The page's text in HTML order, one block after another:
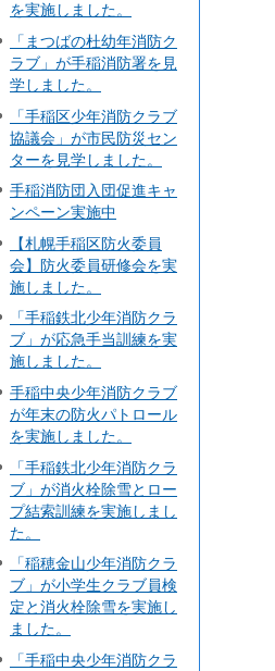
を実施しました。
「まつばの杜幼年消防ク
ラブ」が手稲消防署を見
学しました。
「手稲区少年消防クラブ
協議会」が市民防災セン
ターを見学しました。
手稲消防団入団促進キャ
ンペーン実施中
【札幌手稲区防火委員
会】防火委員研修会を実
施しました。
「手稲鉄北少年消防クラ
ブ」が応急手当訓練を実
施しました。
手稲中央少年消防クラブ
が年末の防火パトロール
を実施しました。
「手稲鉄北少年消防クラ
ブ」が消火栓除雪とロー
プ結索訓練を実施しまし
た。
「稲穂金山少年消防クラ
ブ」が小学生クラブ員検
定と消火栓除雪を実施し
ました。
「手稲中央少年消防クラ